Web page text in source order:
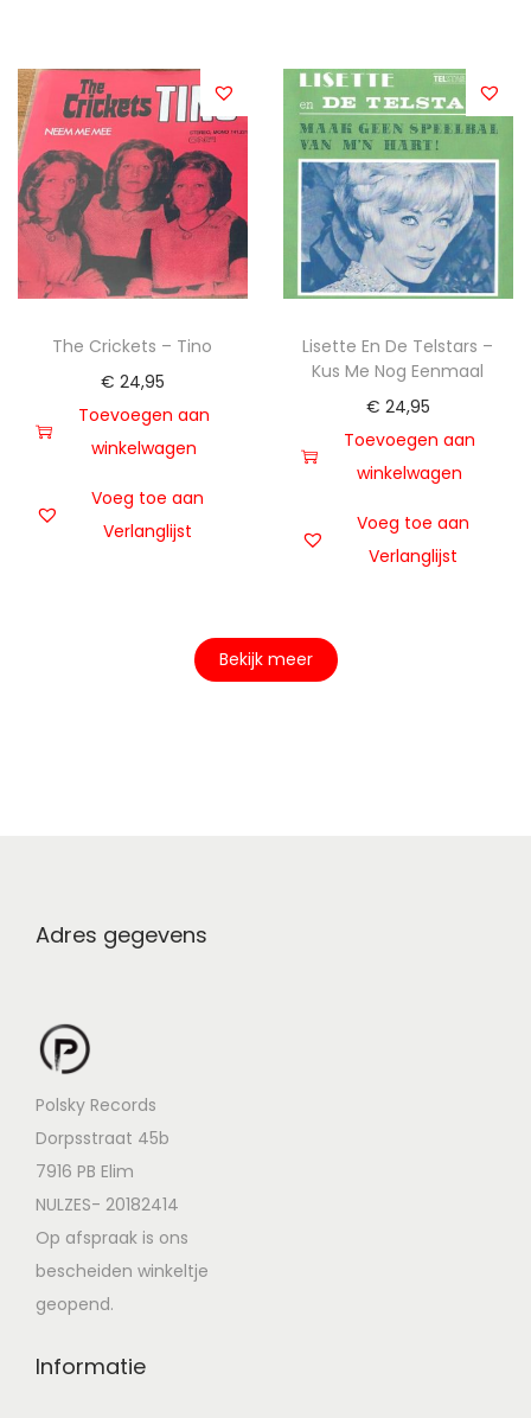
The Crickets – Tino
€ 24,95
Toevoegen aan
winkelwagen
Voeg toe aan
Verlanglijst
Lisette En De Telstars –
Kus Me Nog Eenmaal
€ 24,95
Toevoegen aan
winkelwagen
Voeg toe aan
Verlanglijst
Bekijk meer
Adres gegevens
Polsky Records
Dorpsstraat 45b
7916 PB Elim
NULZES- 20182414
Op afspraak is ons
bescheiden winkeltje
geopend.
Informatie